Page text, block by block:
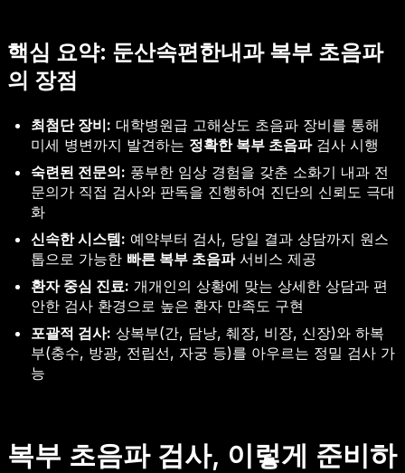
핵심 요약: 둔산속편한내과 복부 초음파
의 장점
최첨단 장비: 대학병원급 고해상도 초음파 장비를 통해
미세 병변까지 발견하는 정확한 복부 초음파검사 시행
숙련된 전문의: 풍부한 임상 경험을 갖춘 소화기 내과 전
문의가 직접 검사와 판독을 진행하여 진단의 신뢰도 극대
화
신속한 시스템: 예약부터 검사, 당일 결과 상담까지 원스
톱으로 가능한 빠른 복부 초음파서비스 제공
환자 중심 진료: 개개인의 상황에 맞는 상세한 상담과 편
안한 검사 환경으로 높은 환자 만족도 구현
포괄적 검사: 상복부(간, 담낭, 췌장, 비장, 신장)와 하복
부(충수, 방광, 전립선, 자궁 등)를 아우르는 정밀 검사 가
능
복부 초음파 검사, 이렇게 준비하